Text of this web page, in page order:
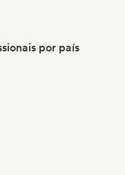
por país